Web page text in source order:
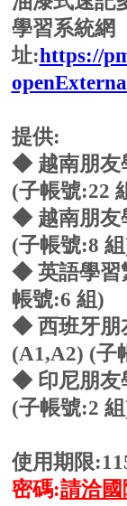
提供:
◆ 越南朋友學
(子帳號:22 組)
◆ 越南朋友學
◆ 英語學習繁
帳號:6 組)
◆ 西班牙朋友
(A1,A2) (子帳
◆ 印尼朋友學
(子帳號:2 組)
使用期限:115/3/
密碼:請洽國際